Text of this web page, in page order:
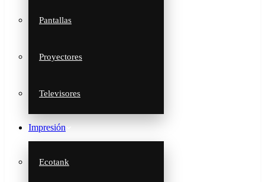
Pantallas
Proyectores
Televisores
Impresión
Ecotank